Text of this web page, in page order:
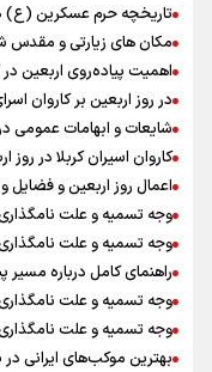
نشست وزیران خارجه مصر،
منطقه
فیدان: حماس به تعهدات
ندارد
ارائه بیش از ۲ میلیون خدمات بهداشتی-درمانی به زائران اربعین
معاون وزیر خارجه :
پخش قسمت اول گفت‌وگوی
تاریخچه حرم عسکرین (ع)
مکان های زیارتی و مقدس
اهمیت پیاده‌روی اربعین در
در روز اربعین بر کاروان
شایعات و ابهامات عمومی
کاروان اسیران کربلا در
اعمال روز اربعین و فضایل
وجه تسمیه و علت
وجه تسمیه و علت
راهنمای کامل درباره مسیر
وجه تسمیه و علت
وجه تسمیه و علت نامگذاری
بهترین موکب‌های ایرانی در